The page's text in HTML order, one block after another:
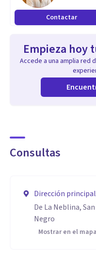
Contactar
Empieza hoy
Accede a una amplia red
Consultas
Dirección principal
De La Neblina,
Negro
Mostrar en el mapa